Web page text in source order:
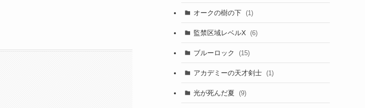
オークの樹の下 (1)
監禁区域レベルX (6)
ブルーロック (15)
アカデミーの天才剣士 (1)
光が死んだ夏 (9)